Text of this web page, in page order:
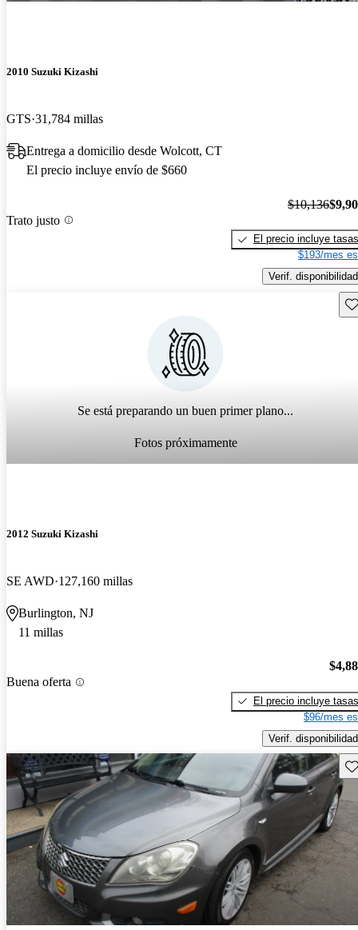
2010 Suzuki Kizashi
GTS 31,784 millas
Entrega a domicilio desde Wolcott, CT
El precio incluye envío de $660
Trato justo
$10,136
El precio incluye tasas
$193/mes
Verif. disponibilidad
Se está preparando un buen primer plano...
Fotos próximamente
2012 Suzuki Kizashi
SE AWD 127,160 millas
Burlington, NJ
11 millas
Buena oferta
El precio incluye tasas
$96/mes
Verif. disponibilidad